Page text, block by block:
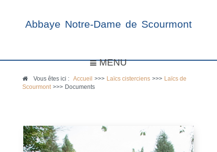
Abbaye Notre-Dame de Scourmont
MENU
Vous êtes ici :Accueil >>> Laïcs cisterciens >>>
Laïcs de
Scourmont >>> Documents